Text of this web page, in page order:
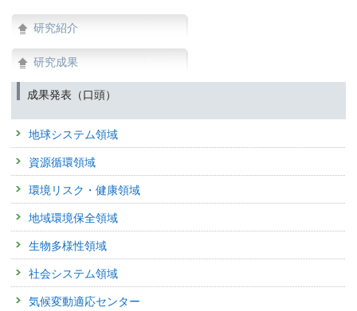
予稿集名：なし (2011)
関連研究課題 1
研究講演
東日本大震災・災害廃棄物対策〜放射性物質に汚染された廃棄
発表者 :大迫政浩
予稿集名：なし (2011)
関連研究課題 1
研究講演
東日本大震災における災害廃棄物対策〜放射能問題を含めて〜
発表者 : 大迫政浩
学会等名称 :東日本大震災における災害廃棄物対策〜放射能問題を含
予稿集名： なし (2011)
関連研究課題 1
研究発表
Toxicity assessment of road dust prepared under various elution
ostracod
研究紹介
研究成果
成果発表（口頭）
地球システム領域
資源循環領域
環境リスク・健康領域
地域環境保全領域
生物多様性領域
社会システム領域
気候変動適応センター